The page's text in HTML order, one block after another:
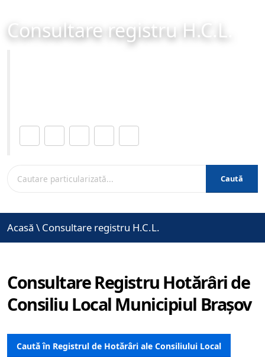
Consultare registru H.C.L.
Caută
Acasă \ Consultare registru H.C.L.
Consultare Registru Hotărâri de
Consiliu Local Municipiul Brașov
Caută în Registrul de Hotărâri ale Consiliului Local